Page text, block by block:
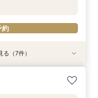
約
ママ応援！】マタニティ
なものだけ】ぴったり見
28万優待
月以内で叶える高コスパ
選べる会場
嫁大絶賛♪☆リゾート挙
相談会☆
ロン見学付き相談会♪ブ
特典も】
結婚式を挙げよう☆平日挙
10,000円・さらにご成
ープレゼントキャン
（7件）